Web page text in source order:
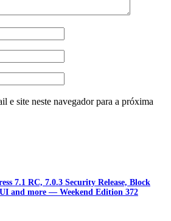
e site neste navegador para a próxima
7.1 RC, 7.0.3 Security Release, Block
and more — Weekend Edition 372